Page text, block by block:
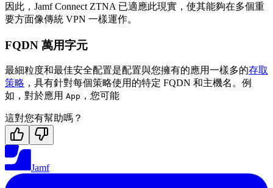
因此，Jamf Connect ZTNA 已適應此現實，使其能夠在多個重
要方面像傳統 VPN 一樣運作。
FQDN 萬用字元
最細粒度和最佳安全配置是配置與您擁有的應用一樣多的存取
策略 ，具有針對每個策略使用的特定 FQDN 和主機名。例
如，對於應用 App ，您可能
這對您有幫助嗎？
Jamf